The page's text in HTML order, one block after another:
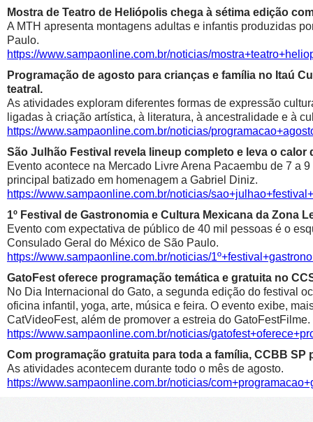
Mostra de Teatro de Heliópolis chega à sétima edição
A MTH apresenta montagens adultas e infantis produzidas
Paulo.
https://www.sampaonline.com.br/noticias/
Programação de agosto para crianças e família no Itaú
teatral.
As atividades exploram diferentes formas de expressão
ligadas à criação artística, à literatura, à ancestralidade e à
https://www.sampaonline.com.br/noticias/
São Julhão Festival revela lineup completo e leva o calor
Evento acontece na Mercado Livre Arena Pacaembu de 7 a
principal batizado em homenagem a Gabriel Diniz.
https://www.sampaonline.com.br/noticias/
1º Festival de Gastronomia e Cultura Mexicana da Zona
Evento com expectativa de público de 40 mil pessoas é o
Consulado Geral do México de São Paulo.
https://www.sampaonline.com.br/noticias/
GatoFest oferece programação temática e gratuita no
No Dia Internacional do Gato, a segunda edição do festival
oficina infantil, yoga, arte, música e feira. O evento exibe,
CatVideoFest, além de promover a estreia do GatoFestFilme.
https://www.sampaonline.com.br/noticias/
Com programação gratuita para toda a família, CCBB
As atividades acontecem durante todo o mês de agosto.
https://www.sampaonline.com.br/noticias/